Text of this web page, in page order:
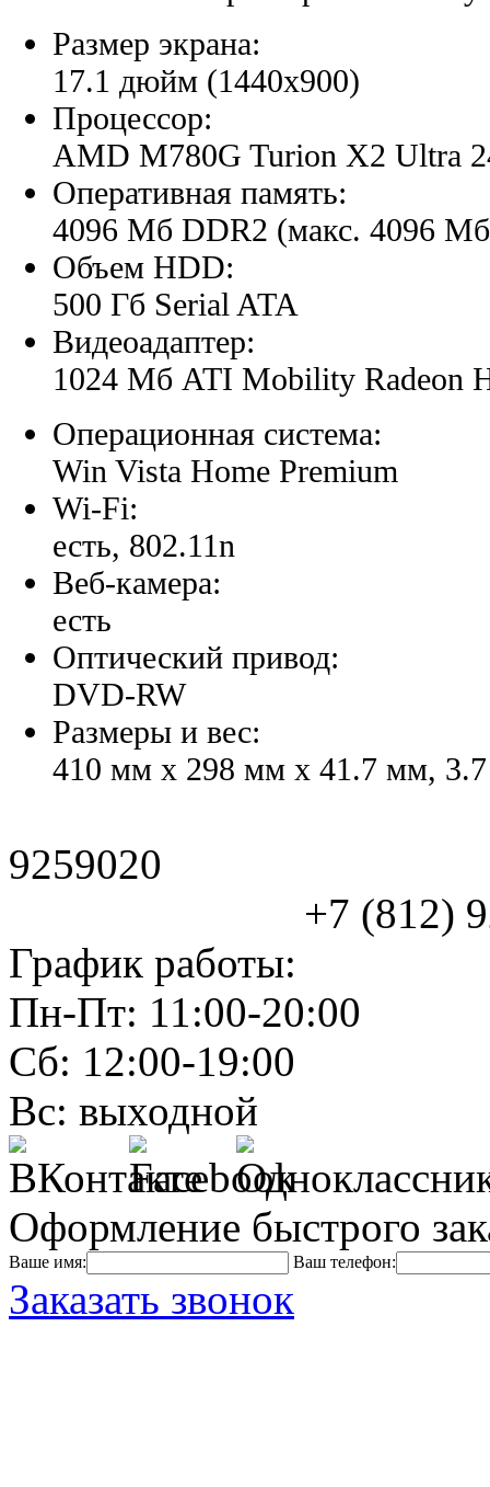
Размер экрана:
17.1 дюйм (1440x900)
Процессор:
AMD M780G Turion X2 Ultra
Оперативная память:
4096 Мб DDR2 (макс. 4096
Объем HDD:
500 Гб Serial ATA
Видеоадаптер:
1024 Мб ATI Mobility Radeon
Операционная система:
Win Vista Home Premium
Wi-Fi:
есть, 802.11n
Веб-камера:
есть
Оптический привод:
DVD-RW
Размеры и вес:
410 мм x 298 мм x 41.7 мм, 3.7
9259020
+7 (812)
График работы:
Пн-Пт: 11:00-20:00
Сб: 12:00-19:00
Вс: выходной
Оформление быстрого
Ваше имя: Ваш телефон:
Заказать звонок